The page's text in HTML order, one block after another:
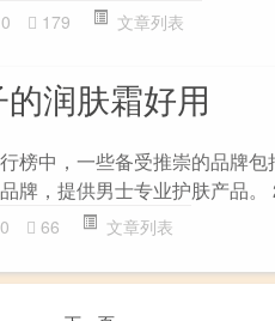
0 179 文章列表
润肤霜好用
榜中，一些备受推崇的品牌
牌，提供男士专业护肤产品。
0 66 文章列表